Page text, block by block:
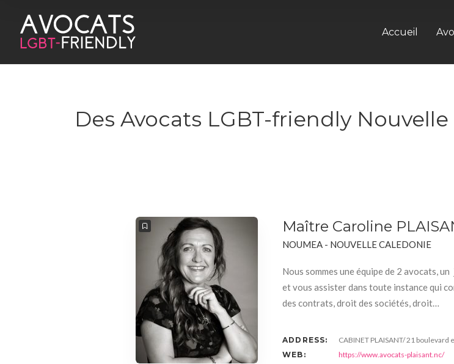
Accueil
Des Avocats LGBT-friendly
Maître Caroline
NOUMEA - NOUVELLE CALEDONIE
Nous sommes une équipe de 2 avocats,
et vous assister dans toute instance qui
des contrats, droit des sociétés, droit…
ADDRESS:
CABINET PLAISANT/ 21
WEB:
https://www.avocats-plaisant.nc/